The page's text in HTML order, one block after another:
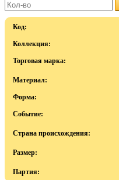
Код:
Коллекция:
Торговая марка:
Материал:
Форма:
Событие:
Страна происхождения:
Размер:
Партия: